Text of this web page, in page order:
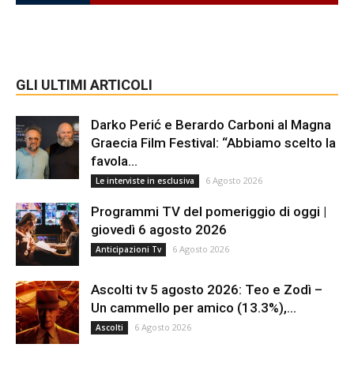
GLI ULTIMI ARTICOLI
Darko Perić e Berardo Carboni al Magna
Graecia Film Festival: “Abbiamo scelto la
favola...
Le interviste in esclusiva 6 Agosto 2026
Programmi TV del pomeriggio di oggi |
giovedì 6 agosto 2026
Anticipazioni Tv 6 Agosto 2026
Ascolti tv 5 agosto 2026: Teo e Zodì –
Un cammello per amico (13.3%),...
Ascolti 6 Agosto 2026